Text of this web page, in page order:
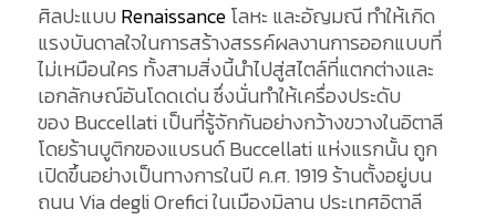
ศิลปะแบบRenaissanceโลหะ และอัญมณีทำให้เกิด
แรงบันดาลใจในการสร้างสรรค์ผลงานการออกแบบที่
ไม่เหมือนใคร ทั้งสามสิ่งนี้นำไปสู่สไตล์ที่แตกต่างและ
เอกลักษณ์อันโดดเด่นซึ่งนั่นทำให้เครื่องประดับ
ของ Buccellatiเป็นที่รู้จักกันอย่างกว้างขวางในอิตาลี
โดยร้านบูติกของแบรนด์Buccellatiแห่งแรกนั้น ถูก
เปิดขึ้นอย่างเป็นทางการในปีค.ศ. 1919ร้านตั้งอยู่บน
ถนนViadegliOreficiในเมืองมิลานประเทศอิตาลี